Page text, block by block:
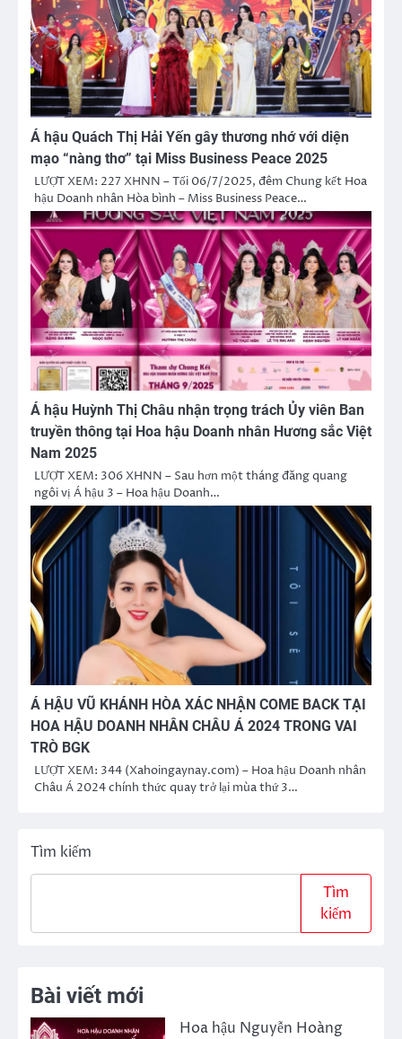
Á hậu Quách Thị Hải Yến gây thương nhớ với diện
mạo “nàng thơ” tại Miss Business Peace 2025
LƯỢT XEM: 227 XHNN – Tối 06/7/2025, đêm Chung kết Hoa
hậu Doanh nhân Hòa bình – Miss Business Peace…
Á hậu Huỳnh Thị Châu nhận trọng trách Ủy viên Ban
truyền thông tại Hoa hậu Doanh nhân Hương sắc Việt
Nam 2025
LƯỢT XEM: 306 XHNN – Sau hơn một tháng đăng quang
ngôi vị Á hậu 3 – Hoa hậu Doanh…
Á HẬU VŨ KHÁNH HÒA XÁC NHẬN COME BACK TẠI
HOA HẬU DOANH NHÂN CHÂU Á 2024 TRONG VAI
TRÒ BGK
LƯỢT XEM: 344 (Xahoingaynay.com) – Hoa hậu Doanh nhân
Châu Á 2024 chính thức quay trở lại mùa thứ 3…
Tìm kiếm
Tìm
kiếm
Bài viết mới
Hoa hậu Nguyễn Hoàng